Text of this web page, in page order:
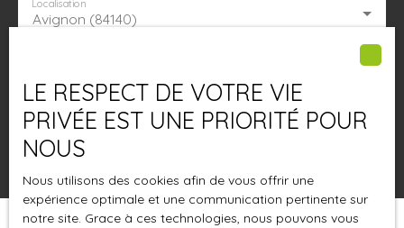
Estimation
Avignon (84140)
Localisation
Surface min (m²)
LE RESPECT DE VOTRE VIE
PRIVÉE EST UNE PRIORITÉ POUR
NOUS
Nous utilisons des cookies afin de vous offrir une
expérience optimale et une communication pertinente sur
notre site. Grace à ces technologies, nous pouvons vous